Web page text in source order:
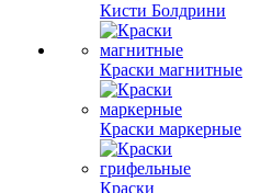
Кисти Болдрини
Краски магнитные
Краски маркерные
Краски